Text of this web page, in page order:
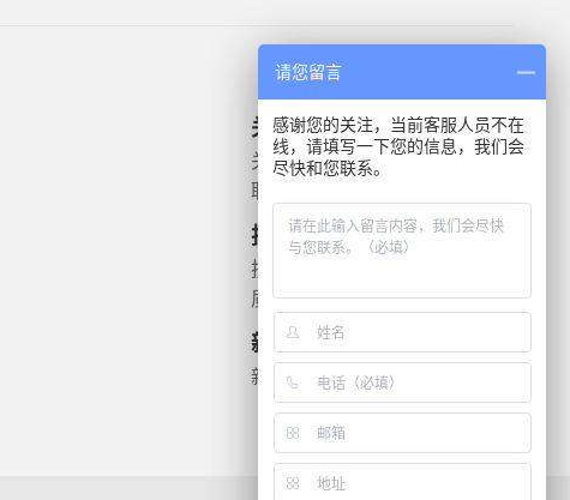
关于我们
关于我们
联系我们
技术支持
技术文档
质检报告
新闻资讯
新闻动态
产品信息
微生物质控菌株
遗传毒理
药敏检测
请您留言
感谢您的关注，当前客服人员不在
线，请填写一下您的信息，我们会
尽快和您联系。